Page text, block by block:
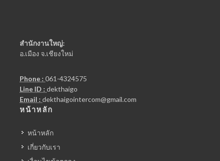
สำนักงานใหญ่:
อ.เมือง จ.เชียงใหม่
Phone : 061-4324575
Line ID : dekthaigo
Email : dekthaigointercom@gmail.com
หน้าหลัก
หน้าหลัก
เกี่ยวกับเรา